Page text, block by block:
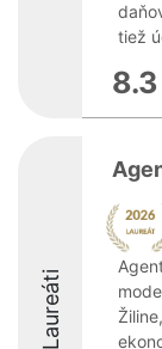
tiež
8.3
Laureáti